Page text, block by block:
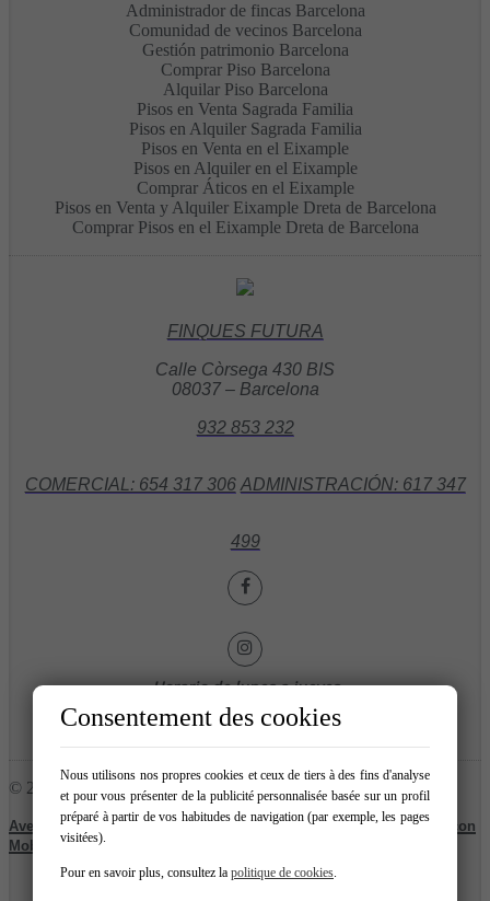
Administrador de fincas Barcelona
Comunidad de vecinos Barcelona
Gestión patrimonio Barcelona
Comprar Piso Barcelona
Alquilar Piso Barcelona
Pisos en Venta Sagrada Familia
Pisos en Alquiler Sagrada Familia
Pisos en Venta en el Eixample
Pisos en Alquiler en el Eixample
Comprar Áticos en el Eixample
Pisos en Venta y Alquiler Eixample Dreta de Barcelona
Comprar Pisos en el Eixample Dreta de Barcelona
FINQUES FUTURA
Calle Còrsega 430 BIS
08037 – Barcelona
932 853 232
COMERCIAL: 654 317 306 ADMINISTRACIÓN: 617 347
499
Horario de lunes a jueves
Mañanas de 9:30h. a 14:00h.
Tardes 15:30h. a 19:00h.
Viernes de 9:30h. a 14:00h.
© 2026 FINQUES FUTURA
Avertissement Légal| Protection des données| Cookies| Creado con
Mobilia
Consentement des cookies
Nous utilisons nos propres cookies et ceux de tiers à des fins d'analyse
et pour vous présenter de la publicité personnalisée basée sur un profil
préparé à partir de vos habitudes de navigation (par exemple, les pages
visitées).
Pour en savoir plus, consultez la politique de cookies.